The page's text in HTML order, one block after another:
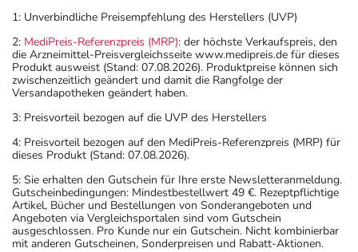
1: Unverbindliche Preisempfehlung des Herstellers (UVP)
2: MediPreis-Referenzpreis (MRP): der höchste Verkaufspreis, den
die Arzneimittel-Preisvergleichsseite www.medipreis.de für dieses
Produkt ausweist (Stand: 07.08.2026). Produktpreise können sich
zwischenzeitlich geändert und damit die Rangfolge der
Versandapotheken geändert haben.
3: Preisvorteil bezogen auf die UVP des Herstellers
4: Preisvorteil bezogen auf den MediPreis-Referenzpreis (MRP) für
dieses Produkt (Stand: 07.08.2026).
5: Sie erhalten den Gutschein für Ihre erste Newsletteranmeldung.
Gutscheinbedingungen: Mindestbestellwert 49 €. Rezeptpflichtige
Artikel, Bücher und Bestellungen von Sonderangeboten und
Angeboten via Vergleichsportalen sind vom Gutschein
ausgeschlossen. Pro Kunde nur ein Gutschein. Nicht kombinierbar
mit anderen Gutscheinen, Sonderpreisen und Rabatt-Aktionen.